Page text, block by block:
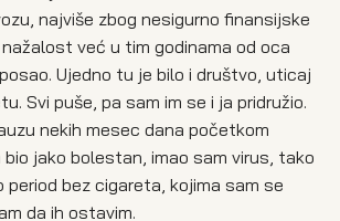
najviše zbog nesigurno finansijske
već u tim godinama od oca
Ujedno tu je bilo i društvo, uticaj
Svi puše, pa sam im se i ja pridružio.
nekih mesec dana početkom
bio jako bolestan, imao sam virus, tako
period bez cigareta, kojima sam se
da ih ostavim.